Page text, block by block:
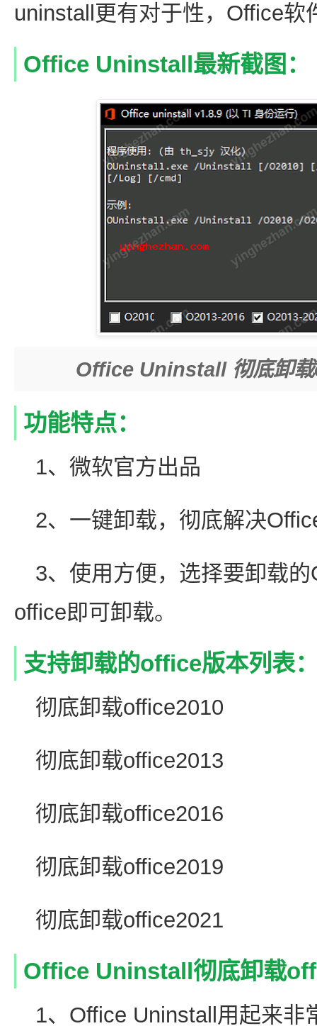
uninstall更有对于性，Office软
Office Uninstall最新截图：
Office Uninstall 彻底卸
功能特点：
1、微软官方出品
2、一键卸载，彻底解决
3、使用方便，选择要卸载
office即可卸载。
支持卸载的office版本列表
彻底卸载office2010
彻底卸载office2013
彻底卸载office2016
彻底卸载office2019
彻底卸载office2021
Office Uninstall彻底卸载
1、Office Uninstall用起来非